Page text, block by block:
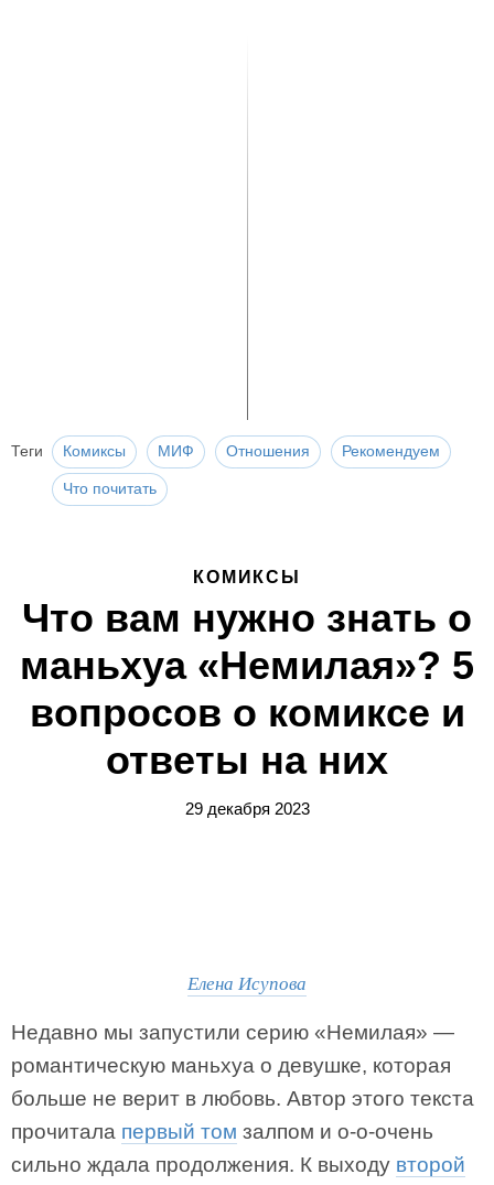
Теги Комиксы МИФ Отношения Рекомендуем
Что почитать
КОМИКСЫ
Что вам нужно знать о
маньхуа «Немилая»? 5
вопросов о комиксе и
ответы на них
29 декабря 2023
Елена Исупова
Недавно мы запустили серию «Немилая» —
романтическую маньхуа о девушке, которая
больше не верит в любовь. Автор этого текста
прочитала первый том залпом и о-о-очень
сильно ждала продолжения. К выходу второй